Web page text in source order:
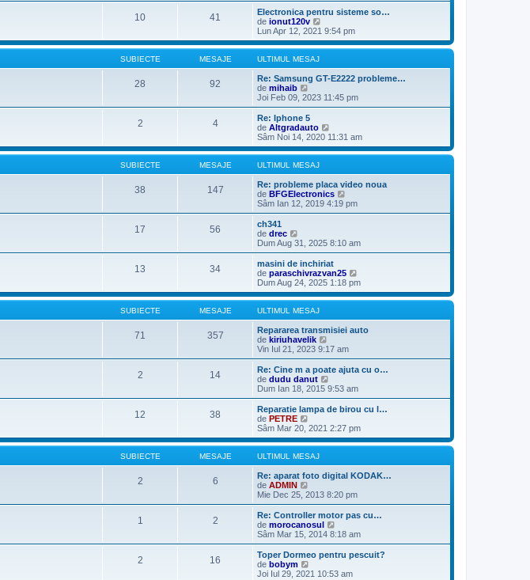
s
a
l
m
e
s
a
j
10 41
Electronica pentru sisteme so…
de ionut120v
e
z
i
l
t
m
u
m
e
a
Lun Apr 12, 2021 9:54 pm
SUBIECTE MESAJE ULTIMUL MESAJ
28 92
Re: Samsung GT-E2222 probleme…
de mihaib
e
z
i
u
l
i
m
u
l
m
e
Joi Feb 09, 2023 11:45 pm
2 4
Re: Iphone 5
de Altgradauto
e
z
i
l
t
i
m
u
e
a
j
Sâm Noi 14, 2020 11:31 am
SUBIECTE MESAJE ULTIMUL MESAJ
38 147
Re: probleme placa video noua
de BFGElectronics
e
z
l
m
u
l
m
a
j
Sâm Ian 12, 2019 4:19 pm
17 56
ch341
de drec
e
z
i
u
l
i
m
u
l
m
e
j
Dum Aug 31, 2025 8:10 am
13 34
masini de inchiriat
de paraschivrazvan25
e
z
i
l
t
u
l
e
j
Dum Aug 24, 2025 1:18 pm
SUBIECTE MESAJE ULTIMUL MESAJ
71 357
Repararea transmisiei auto
de kiriuhavelik
e
z
i
u
l
m
u
m
a
j
Vin Iul 21, 2023 9:17 am
2 14
Re: Cine m a poate ajuta cu o…
de dudu danut
e
z
i
l
i
u
l
m
e
a
j
Dum Ian 18, 2015 9:53 am
12 38
Reparatie lampa de birou cu l…
de PETRE
e
z
i
u
l
t
m
u
l
m
e
j
Sâm Mar 20, 2021 2:27 pm
SUBIECTE MESAJE ULTIMUL MESAJ
2 6
Re: aparat foto digital KODAK…
de ADMIN
e
z
i
u
l
m
u
Mie Dec 25, 2013 8:20 pm
1 2
Re: Controller motor pas cu…
de morocanosul
e
z
i
l
Sâm Mar 15, 2014 8:18 am
2 16
Toper Dormeo pentru pescuit?
de bobym
e
Joi Iul 29, 2021 10:53 am